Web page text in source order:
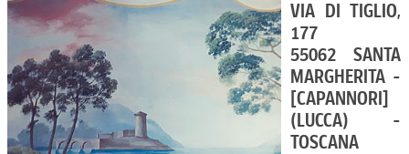
VIA DI TIGLIO,
177
55062 SANTA
MARGHERITA -
[CAPANNORI]
(LUCCA) -
TOSCANA